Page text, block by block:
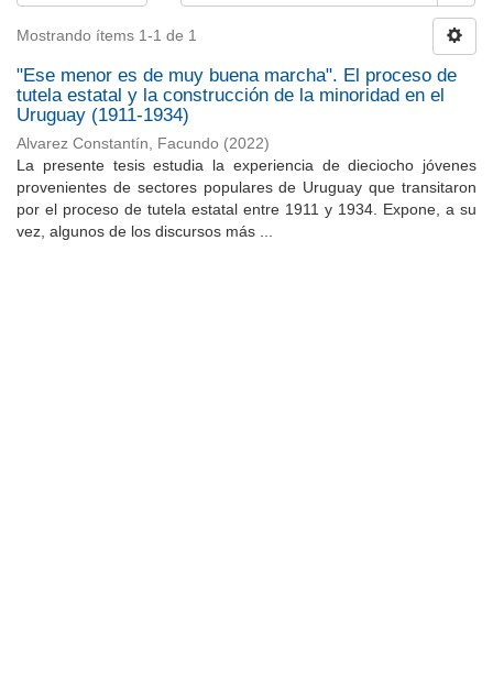
Mostrando ítems 1-1 de 1
"Ese menor es de muy buena marcha". El proceso de
tutela estatal y la construcción de la minoridad en el
Uruguay (1911-1934)
Alvarez Constantín, Facundo (2022)
La presente tesis estudia la experiencia de dieciocho jóvenes
provenientes de sectores populares de Uruguay que transitaron
por el proceso de tutela estatal entre 1911 y 1934. Expone, a su
vez, algunos de los discursos más ...